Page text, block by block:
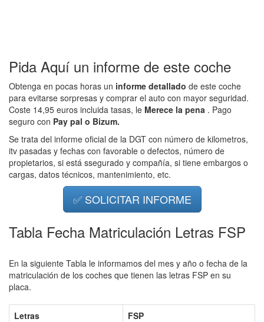
Pida Aquí un informe de este coche
Obtenga en pocas horas un informe detallado de este coche
para evitarse sorpresas y comprar el auto con mayor seguridad.
Coste 14,95 euros incluida tasas, le Merece la pena . Pago
seguro con Pay pal o Bizum.
Se trata del informe oficial de la DGT con número de kilometros,
itv pasadas y fechas con favorable o defectos, número de
propietarios, si está ssegurado y compañía, si tiene embargos o
cargas, datos técnicos, mantenimiento, etc.
✅ SOLICITAR INFORME
Tabla Fecha Matriculación Letras FSP
En la siguiente Tabla le informamos del mes y año o fecha de la
matriculación de los coches que tienen las letras FSP en su
placa.
Letras FSP